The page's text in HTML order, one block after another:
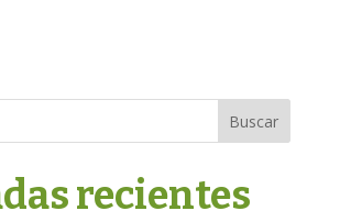
Buscar
recientes